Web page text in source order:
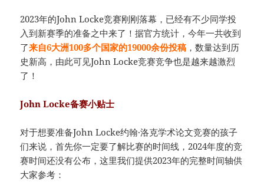
2023年的John Locke竞赛刚刚落幕，已经有不少同学投
入到新赛季的准备之中来了！据官方统计，今年一共收到
了来自6大洲100多个国家的19000余份投稿 ，数量达到历
史新高，由此可见John Locke竞赛竞争也是越来越激烈
了！
John Locke备赛小贴士
对于想要准备John Locke约翰·洛克学术论文竞赛的孩子
们来说，首先你一定要了解比赛的时间线，2024年度的竞
赛时间还没有公布，这里我们提供2023年的完整时间轴供
大家参考：